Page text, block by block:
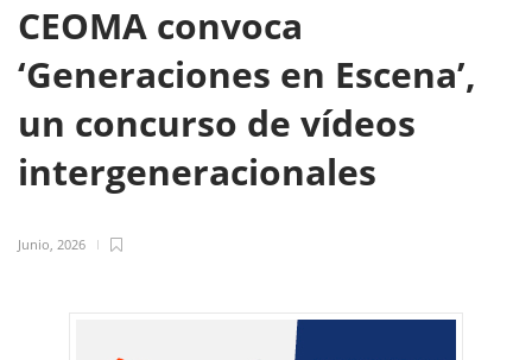
CEOMA convoca
‘Generaciones en Escena’,
un concurso de vídeos
intergeneracionales
Junio, 2026